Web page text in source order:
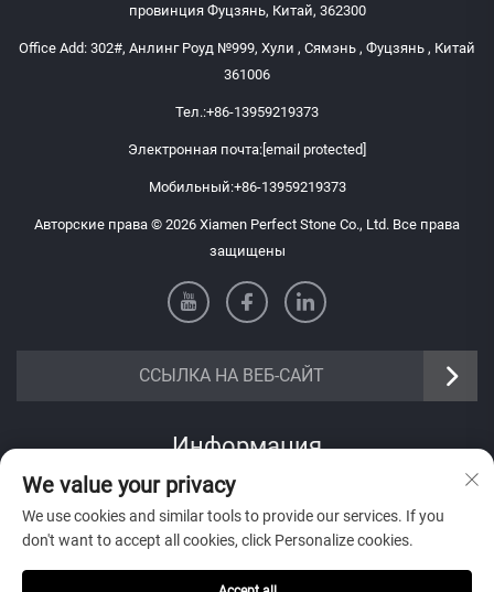
провинция Фуцзянь, Китай, 362300
Office Add: 302#, Анлинг Роуд №999, Хули , Сямэнь , Фуцзянь , Китай
361006
Тел.:+86-13959219373
Электронная почта: [email protected]
Мобильный:+86-13959219373
Авторские права © 2026 Xiamen Perfect Stone Co., Ltd. Все права
защищены
ССЫЛКА НА ВЕБ-САЙТ
Информация
Подпишитесь на нашу еженедельную рассылку
We value your privacy
We use cookies and similar tools to provide our services. If you
don't want to accept all cookies, click Personalize cookies.